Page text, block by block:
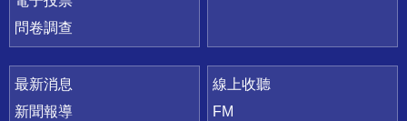
問卷調查
最新消息
新聞報導
線上收聽
FM